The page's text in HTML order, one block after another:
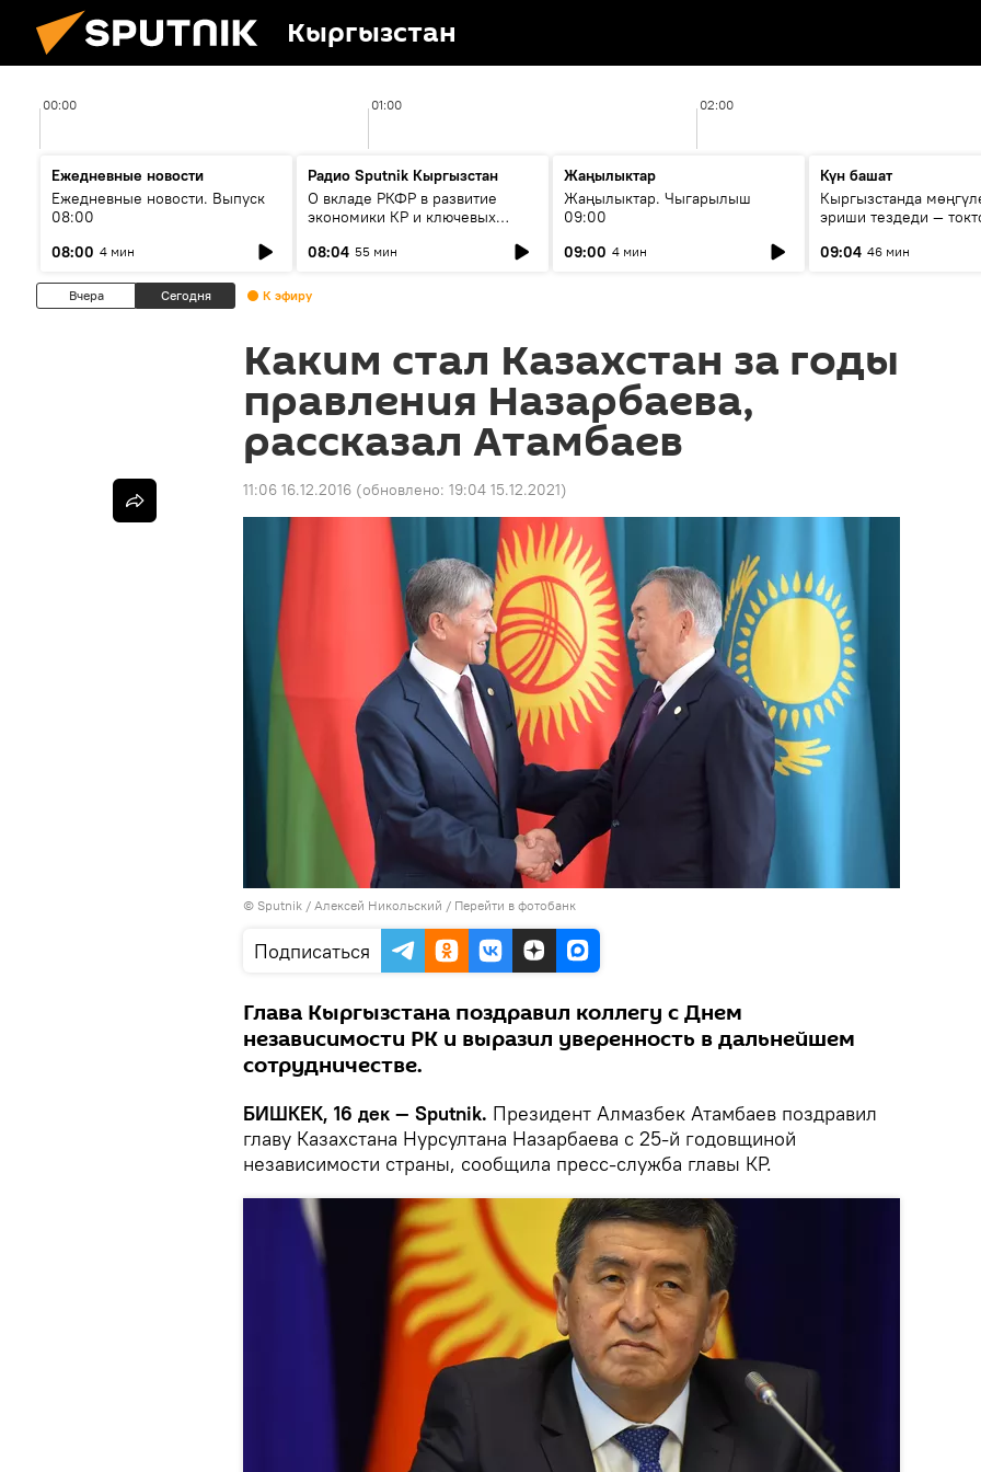
Кыргызстан
00:00 01:00 02:00
Ежедневные новости
Ежедневные новости. Выпуск
08:00
08:00 4 мин
Радио Sputnik Кыргызстан
О вкладе РКФР в развитие
экономики КР и ключевых
08:04 55 мин
Жаңылыктар
Жаңылыктар. Чыгарылыш
09:00
09:00 4 мин
Күн башат
Кыргызстанда
эриши тездеди —
09:04 46 мин
Вчера Сегодня К эфиру
Каким стал Казахстан за годы
правления Назарбаева,
рассказал Атамбаев
11:06 16.12.2016 (обновлено: 19:04 15.12.2021)
© Sputnik / Алексей Никольский / Перейти в фотобанк
Подписаться
Глава Кыргызстана поздравил коллегу с Днем
независимости РК и выразил уверенность в дальнейшем
сотрудничестве.
БИШКЕК, 16 дек — Sputnik. Президент Алмазбек Атамбаев поздравил
главу Казахстана Нурсултана Назарбаева с 25-й годовщиной
независимости страны, сообщила пресс-служба главы КР.